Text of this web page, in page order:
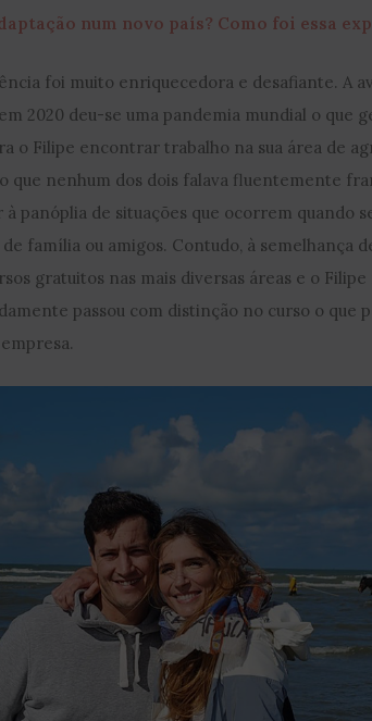
num novo país? Como foi essa
foi muito enriquecedora e desafiante. A
2020 deu-se uma pandemia mundial o que
o Filipe encontrar trabalho na sua área de
que nenhum dos dois falava fluentemente
à panóplia de situações que ocorrem quando
família ou amigos. Contudo, à semelhança
gratuitos nas mais diversas áreas e o Filipe
passou com distinção no curso o que